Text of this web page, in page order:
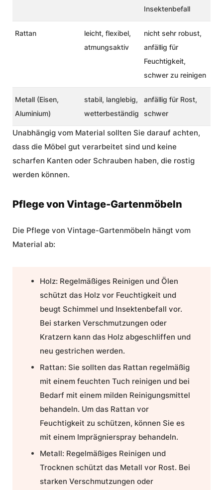
Insektenbefall
Rattan
leicht, flexibel,
atmungsaktiv
nicht sehr robust,
anfällig für
Feuchtigkeit,
schwer zu reinigen
Metall (Eisen,
Aluminium)
stabil, langlebig,
wetterbeständig
anfällig für Rost,
schwer
Unabhängig vom Material sollten Sie darauf achten,
dass die Möbel gut verarbeitet sind und keine
scharfen Kanten oder Schrauben haben, die rostig
werden können.
Pflege von Vintage-Gartenmöbeln
Die Pflege von Vintage-Gartenmöbeln hängt vom
Material ab:
Holz: Regelmäßiges Reinigen und Ölen
schützt das Holz vor Feuchtigkeit und
beugt Schimmel und Insektenbefall vor.
Bei starken Verschmutzungen oder
Kratzern kann das Holz abgeschliffen und
neu gestrichen werden.
Rattan: Sie sollten das Rattan regelmäßig
mit einem feuchten Tuch reinigen und bei
Bedarf mit einem milden Reinigungsmittel
behandeln. Um das Rattan vor
Feuchtigkeit zu schützen, können Sie es
mit einem Imprägnierspray behandeln.
Metall: Regelmäßiges Reinigen und
Trocknen schützt das Metall vor Rost. Bei
starken Verschmutzungen oder